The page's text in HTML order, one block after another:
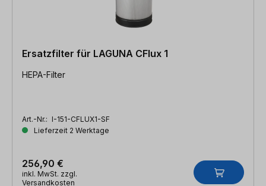
Ersatzfilter für LAGUNA CFlux 1
HEPA-Filter
Art.-Nr.: I-151-CFLUX1-SF
Lieferzeit 2 Werktage
256,90 €
inkl. MwSt. zzgl.
Versandkosten